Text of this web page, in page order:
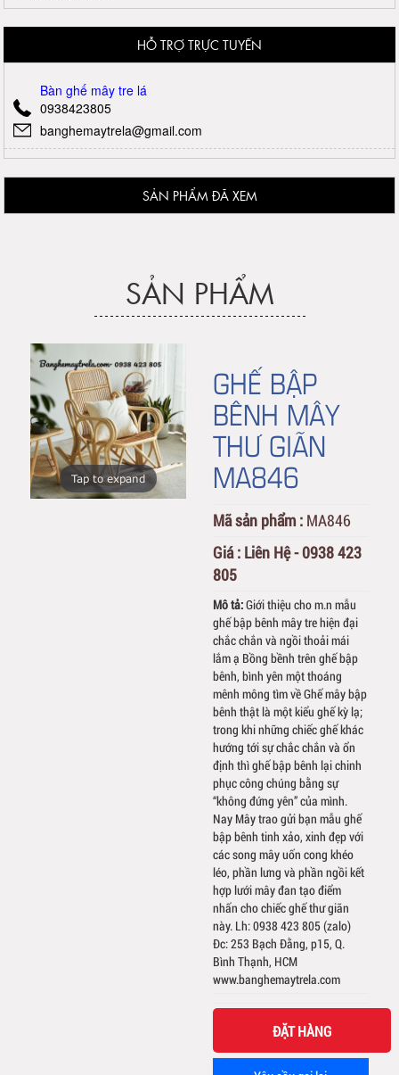
HỖ TRỢ TRỰC TUYẾN
Bàn ghế mây tre lá
0938423805
banghemaytrela@gmail.com
SẢN PHẨM ĐÃ XEM
SẢN PHẨM
Tap to expand
GHẾ BẬP
BÊNH MÂY
THƯ GIÃN
MA846
Mã sản phẩm : MA846
Giá : Liên Hệ - 0938 423
805
Mô tả:Giới thiệu cho m.n mẫu
ghế bập bênh mây tre hiện đại
chắc chắn và ngồi thoải mái
lắm ạ Bồng bềnh trên ghế bập
bênh, bình yên một thoáng
mênh mông tìm về Ghế mây bập
bênh thật là một kiểu ghế kỳ lạ;
trong khi những chiếc ghế khác
hướng tới sự chắc chắn và ổn
định thì ghế bập bênh lại chinh
phục công chúng bằng sự
“không đứng yên” của mình.
Nay Mây trao gửi bạn mẫu ghế
bập bênh tinh xảo, xinh đẹp với
các song mây uốn cong khéo
léo, phần lưng và phần ngồi kết
hợp lưới mây đan tạo điểm
nhấn cho chiếc ghế thư giãn
này. Lh: 0938 423 805 (zalo)
Đc: 253 Bạch Đằng, p15, Q.
Bình Thạnh, HCM
www.banghemaytrela.com
ĐẶT HÀNG